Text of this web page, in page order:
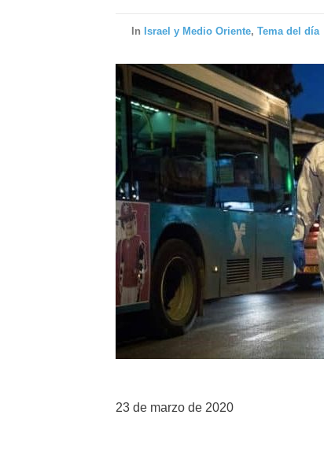
In Israel y Medio Oriente, Tema del día
23 de marzo de 2020